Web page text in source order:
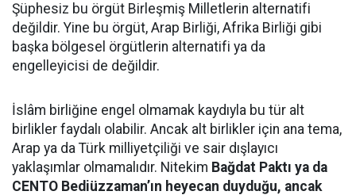
Şüphesiz bu örgüt Birleşmiş Milletlerin alternatifi
değildir. Yine bu örgüt, Arap Birliği, Afrika Birliği gibi
başka bölgesel örgütlerin alternatifi ya da
engelleyicisi de değildir.
İslâm birliğine engel olmamak kaydıyla bu tür alt
birlikler faydalı olabilir. Ancak alt birlikler için ana tema,
Arap ya da Türk milliyetçiliği ve sair dışlayıcı
yaklaşımlar olmamalıdır. Nitekim Bağdat Paktı ya da
CENTO Bediüzzaman’ın heyecan duyduğu, ancak